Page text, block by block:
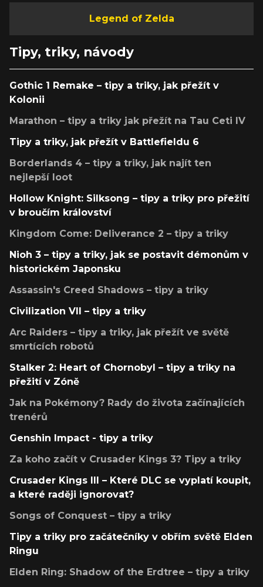
Legend of Zelda
Tipy, triky, návody
Gothic 1 Remake – tipy a triky, jak přežít v
Kolonii
Marathon – tipy a triky jak přežít na Tau Ceti IV
Tipy a triky, jak přežít v Battlefieldu 6
Borderlands 4 – tipy a triky, jak najít ten
nejlepší loot
Hollow Knight: Silksong – tipy a triky pro přežití
v broučím království
Kingdom Come: Deliverance 2 – tipy a triky
Nioh 3 – tipy a triky, jak se postavit démonům v
historickém Japonsku
Assassin's Creed Shadows – tipy a triky
Civilization VII – tipy a triky
Arc Raiders – tipy a triky, jak přežít ve světě
smrtících robotů
Stalker 2: Heart of Chornobyl – tipy a triky na
přežití v Zóně
Jak na Pokémony? Rady do života začínajících
trenérů
Genshin Impact - tipy a triky
Za koho začít v Crusader Kings 3? Tipy a triky
Crusader Kings III – Které DLC se vyplatí koupit,
a které raději ignorovat?
Songs of Conquest – tipy a triky
Tipy a triky pro začátečníky v obřím světě Elden
Ringu
Elden Ring: Shadow of the Erdtree – tipy a triky